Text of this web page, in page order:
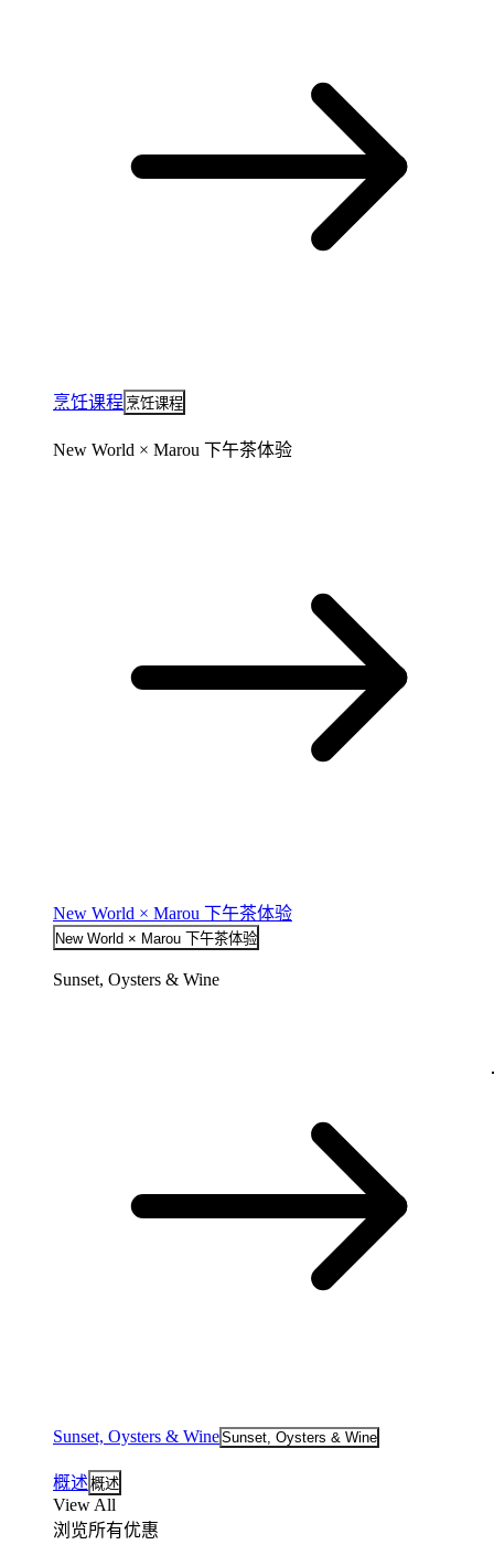
烹饪课程 烹饪课程
New World × Marou 下午茶体验
New World × Marou 下午茶体验
New World × Marou 下午茶体验
Sunset, Oysters & Wine
Sunset, Oysters & WineSunset, Oysters & Wine
概述 概述
View All
浏览所有优惠